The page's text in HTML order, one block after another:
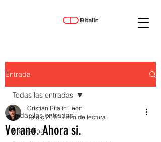
Entrada
Todas las entradas
marketing
Todas las entradas
Verano. Ahora si.
Cristián Ritalin León
19 dic 2010 1 min de lectura